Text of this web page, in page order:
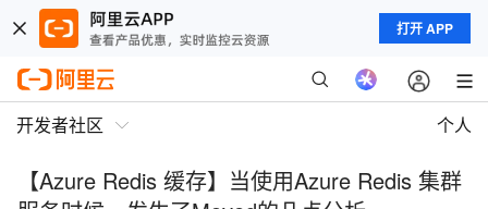
打开 APP
开发者社区 个人
【Azure Redis 缓存】当使用Azure Redis 集群